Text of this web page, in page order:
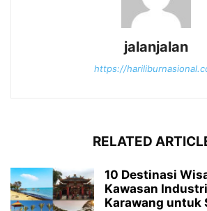
jalanjalan
https://
RELATED
10 Destinasi
Kawasan
Karawang untuk